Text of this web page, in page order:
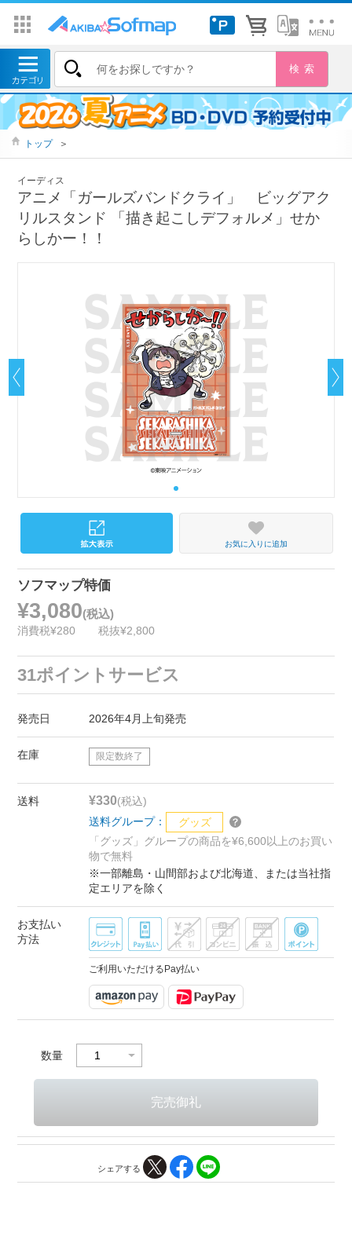
トップ ＞
イーディス
アニメ「ガールズバンドクライ」 ビッグアク
リルスタンド 「描き起こしデフォルメ」せか
らしかー！！
お気に入りに追加
ソフマップ特価
¥3,080(税込)
消費税¥280 税抜¥2,800
31ポイントサービス
発売日 2026年4月上旬発売
在庫 限定数終了
送料 ¥330(税込)
送料グループ：
グッズ
「グッズ」グループの商品を¥6,600以上のお買い
物で無料
※一部離島・山間部および北海道、または当社指
定エリアを除く
お支払い
方法
ご利用いただけるPay払い
数量
シェアする